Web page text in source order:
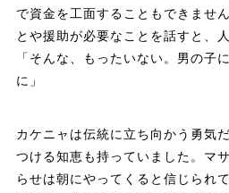
で資金を工面することもできませ
とや援助が必要なことを話すと、
「そんな、もったいない。男の子
に」
カケニャは伝統に立ち向かう勇気
つける知恵も持っていました。マ
らせは朝にやってくると信じられ